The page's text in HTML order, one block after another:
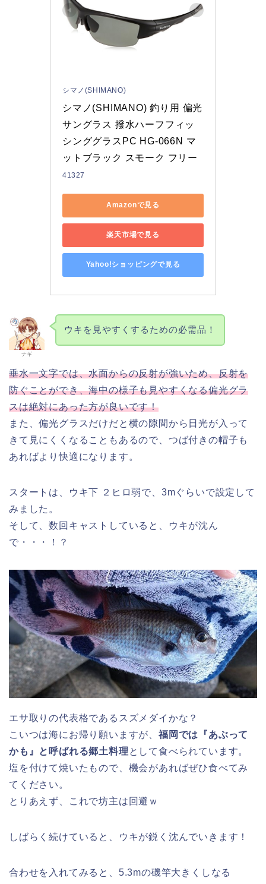
シマノ(SHIMANO)
シマノ(SHIMANO) 釣り用 偏光
サングラス 撥水ハーフフィッ
シンググラスPC HG-066N マ
ットブラック スモーク フリー
41327
Amazonで見る
楽天市場で見る
Yahoo!ショッピングで見る
ナギ
ウキを見やすくするための必需品！
垂水一文字では、水面からの反射が強いため、反射を
防ぐことができ、海中の様子も見やすくなる偏光グラ
スは絶対にあった方が良いです！
また、偏光グラスだけだと横の隙間から日光が入って
きて見にくくなることもあるので、つば付きの帽子も
あればより快適になります。
スタートは、ウキ下 ２ヒロ弱で、3mぐらいで設定して
みました。
そして、数回キャストしていると、ウキが沈ん
で・・・！？
エサ取りの代表格であるスズメダイかな？
こいつは海にお帰り願いますが、 福岡では『あぶって
かも』と呼ばれる郷土料理 として食べられています。
塩を付けて焼いたもので、機会があればぜひ食べてみ
てください。
とりあえず、これで坊主は回避ｗ
しばらく続けていると、ウキが鋭く沈んでいきます！
合わせを入れてみると、5.3mの磯竿大きくしなる